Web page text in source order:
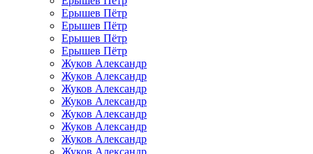
Ерышев Пётр
Ерышев Пётр
Ерышев Пётр
Ерышев Пётр
Жуков Александр
Жуков Александр
Жуков Александр
Жуков Александр
Жуков Александр
Жуков Александр
Жуков Александр
Жуков Александр